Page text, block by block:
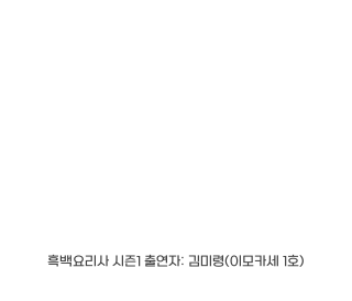
흑백요리사 시즌1 출연자: 김미령(이모카세 1호)